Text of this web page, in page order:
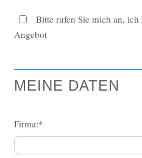
ES-
Elektronik
Sanitärarmaturen
Bitte rufen Sie mich an,
Angebot
MEINE DATEN
Pflichtfeld
Firma:*